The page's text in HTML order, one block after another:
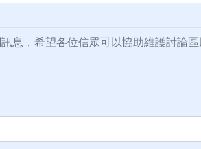
息，希望各位信眾可以協助維護討論